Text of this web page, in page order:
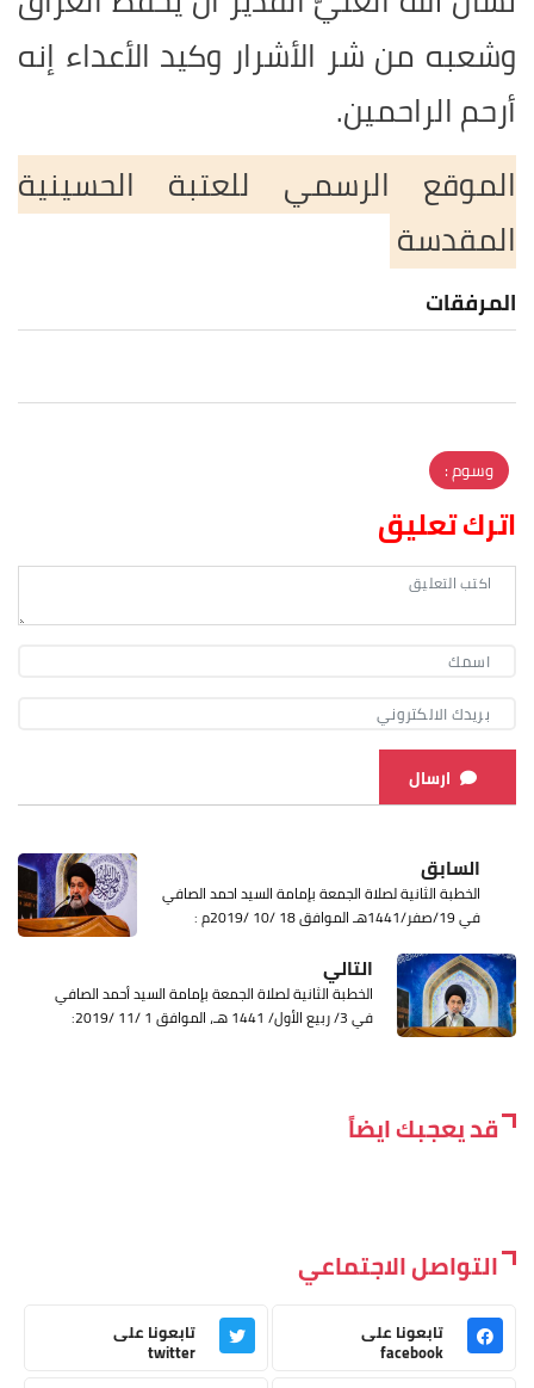
وشعبه من شر الأشرار وكيد الأعداء إنه
أرحم الراحمين.
الموقع الرسمي للعتبة الحسينية
المقدسة
المرفقات
وسوم :
اترك تعليق
ارسال
السابق
الخطبة الثانية لصلاة الجمعة بإمامة السيد احمد الصافي
في 19/صفر/1441هـ الموافق 18 /10 /2019م :
التالي
الخطبة الثانية لصلاة الجمعة بإمامة السيد أحمد الصافي
في 3/ ربيع الأول/ 1441 هـ، الموافق 1 /11 /2019:
قد يعجبك ايضاً
التواصل الاجتماعي
تابعونا على
facebook
تابعونا على
twitter